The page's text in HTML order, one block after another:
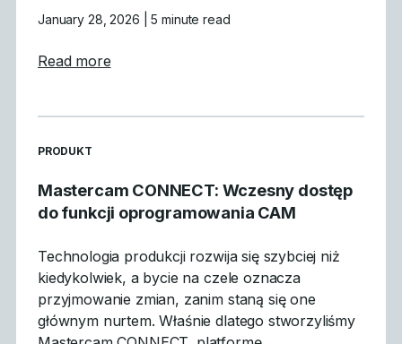
January 28, 2026 | 5 minute read
Read moreabout Czego się nauczyliśmy:
READ MORE ARTICLES ABOUT
PRODUKT
Mastercam CONNECT: Wczesny dostęp
do funkcji oprogramowania CAM
Technologia produkcji rozwija się szybciej niż
kiedykolwiek, a bycie na czele oznacza
przyjmowanie zmian, zanim staną się one
głównym nurtem. Właśnie dlatego stworzyliśmy